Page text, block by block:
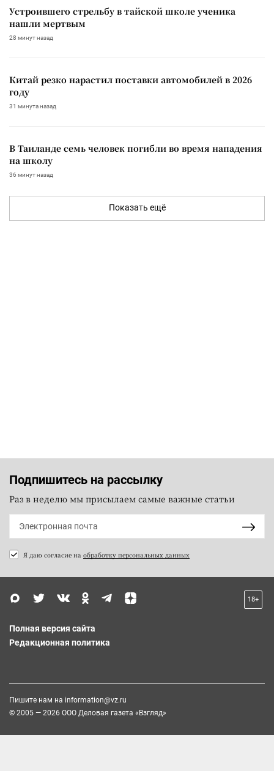
Устроившего стрельбу в тайской школе ученика
нашли мертвым
28 минут назад
Китай резко нарастил поставки автомобилей в 2026
году
31 минута назад
В Таиланде семь человек погибли во время нападения
на школу
36 минут назад
Показать ещё
Подпишитесь на рассылку
Раз в неделю мы присылаем самые важные статьи
Я даю согласие на обработку персональных данных
18+
Полная версия сайта
Редакционная политика
Пишите нам на information@vz.ru
© 2005 — 2026 ООО Деловая газета «Взгляд»